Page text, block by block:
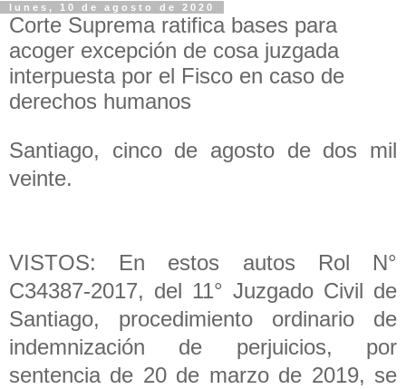
lunes, 10 de agosto de 2020
Corte Suprema ratifica bases para
acoger excepción de cosa juzgada
interpuesta por el Fisco en caso de
derechos humanos
Santiago, cinco de agosto de dos mil
veinte.
VISTOS: En estos autos Rol N°
C34387-2017, del 11° Juzgado Civil de
Santiago, procedimiento ordinario de
indemnización de perjuicios, por
sentencia de 20 de marzo de 2019, se